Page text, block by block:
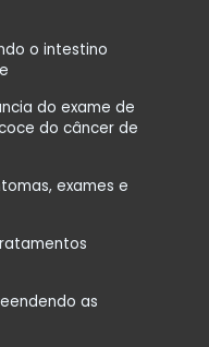
o intestino
do exame de
do câncer de
exames e
as